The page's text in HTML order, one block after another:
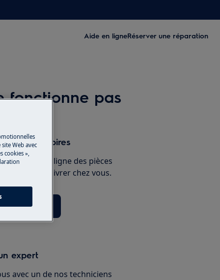
Aide en ligneRéserver une réparation
fonctionne pas
et accessoires
boutique en ligne des pièces
et faites-les livrer chez vous.
détachées
expert
avec un de nos techniciens
Web avec
cookies »,